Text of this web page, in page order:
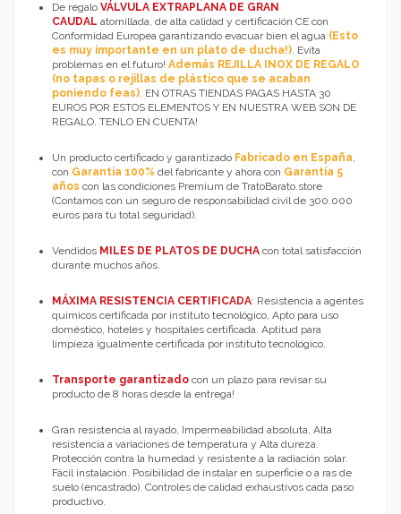
De regalo VÁLVULA EXTRAPLANA DE GRAN
CAUDAL atornillada, de alta calidad y certificación CE con
Conformidad Europea garantizando evacuar bien el agua (Esto
es muy importante en un plato de ducha!). Evíta
problemas en el futuro! Además REJILLA INOX DE REGALO
(no tapas o rejillas de plástico que se acaban
poniendo feas). EN OTRAS TIENDAS PAGAS HASTA 30
EUROS POR ESTOS ELEMENTOS Y EN NUESTRA WEB SON DE
REGALO, TENLO EN CUENTA!
Un producto certificado y garantizado Fabricado en España,
con Garantía 100% del fabricante y ahora con Garantía 5
años con las condiciones Premium de TratoBarato.store
(Contamos con un seguro de responsabilidad civil de 300.000
euros para tu total seguridad).
Vendidos MILES DE PLATOS DE DUCHA con total satisfacción
durante muchos años.
MÁXIMA RESISTENCIA CERTIFICADA: Resistencia a agentes
químicos certificada por instituto tecnológico, Apto para uso
doméstico, hoteles y hospitales certificada. Aptitud para
limpieza igualmente certificada por instituto tecnológico.
Transporte garantizado con un plazo para revisar su
producto de 8 horas desde la entrega!
Gran resistencia al rayado, Impermeabilidad absoluta, Alta
resistencia a variaciones de temperatura y Alta dureza.
Protección contra la humedad y resistente a la radiación solar.
Fácil instalación. Posibilidad de instalar en superficie o a ras de
suelo (encastrado). Controles de calidad exhaustivos cada paso
productivo.